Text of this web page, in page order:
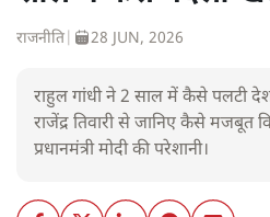
राजनीति 28 JUN, 2026
राहुल गांधी ने 2 साल में कैसे पलटी देश
राजेंद्र तिवारी से जानिए कैसे मजबूत
प्रधानमंत्री मोदी की परेशानी।